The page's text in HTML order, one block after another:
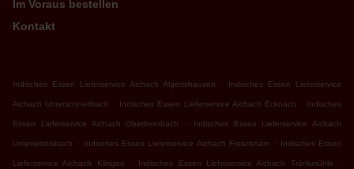
Im Voraus bestellen
Kontakt
Indisches Essen Lieferservice Aichach Algertshausen . Indisches Essen Lieferservice
Aichach Unterschneitbach . Indisches Essen Lieferservice Aichach Ecknach . Indisches
Essen Lieferservice Aichach Oberbernbach . Indisches Essen Lieferservice Aichach
Unterwittelsbach . Indisches Essen Lieferservice Aichach Froschham . Indisches Essen
Lieferservice Aichach Klingen . Indisches Essen Lieferservice Aichach Tränkmühle .